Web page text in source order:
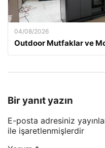
04/08/2026
Outdoor Mutfaklar ve
Bir yanıt yazın
E-posta adresiniz
ile işaretlenmişlerdir